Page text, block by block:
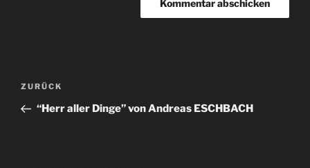
ZURÜCK
“Herr aller Dinge” von Andreas ESCHBACH